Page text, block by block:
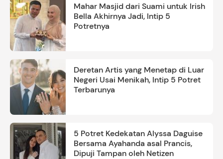
Mahar Masjid dari Suami untuk Irish
Bella Akhirnya Jadi, Intip 5
Potretnya
Deretan Artis yang Menetap di Luar
Negeri Usai Menikah, Intip 5 Potret
Terbarunya
5 Potret Kedekatan Alyssa Daguise
Bersama Ayahanda asal Prancis,
Dipuji Tampan oleh Netizen